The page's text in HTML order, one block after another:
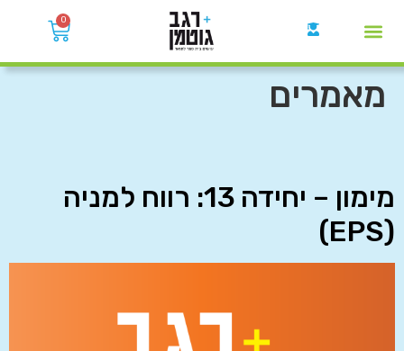
0
מאמרים
מימון – יחידה 13: רווח למניה
(EPS)